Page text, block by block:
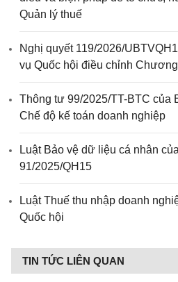
Quản lý thuế
Nghị quyết 119/2026/
vụ Quốc hội điều chỉnh
Thông tư 99/2025/TT-BTC của
Chế độ kế toán doanh nghiệp
Luật Bảo vệ dữ liệu cá nhân
91/2025/QH15
Luật Thuế thu nhập doanh
Quốc hội
TIN TỨC LIÊN QUAN